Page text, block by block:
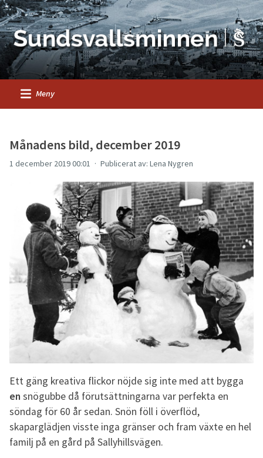
Meny
Månadens bild, december 2019
1 december 2019 00:01 Publicerat av: Lena Nygren
Ett gäng kreativa flickor nöjde sig inte med att bygga
en snögubbe då förutsättningarna var perfekta en
söndag för 60 år sedan. Snön föll i överflöd,
skaparglädjen visste inga gränser och fram växte en hel
familj på en gård på Sallyhillsvägen.